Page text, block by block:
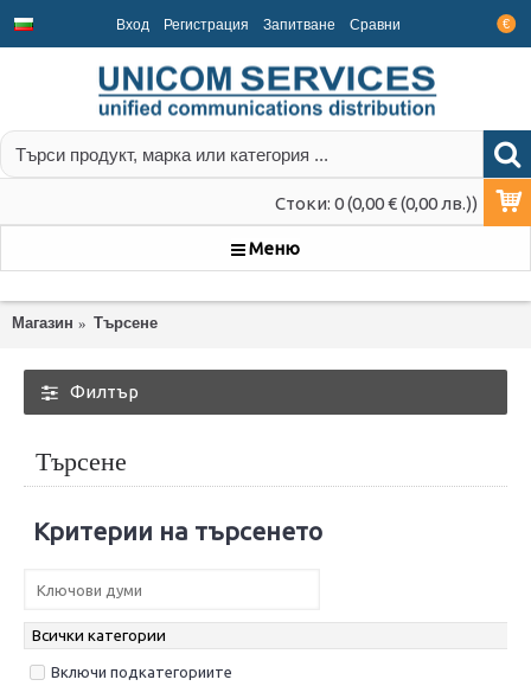
€
Вход Регистрация Запитване Срaвни
Стоки: 0 (0,00 € (0,00 лв.))
Меню
Магазин Търсене
Филтър
Търсене
Критерии на търсенето
Включи подкатегориите